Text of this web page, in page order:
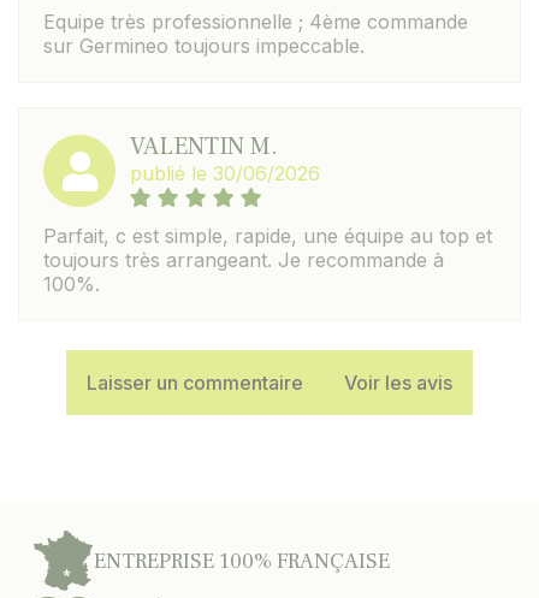
Equipe très professionnelle ; 4ème commande
sur Germineo toujours impeccable.
VALENTIN M.
publié le 30/06/2026
Parfait, c est simple, rapide, une équipe au top et
toujours très arrangeant. Je recommande à
100%.
Laisser un commentaire Voir les avis
ENTREPRISE 100% FRANÇAISE